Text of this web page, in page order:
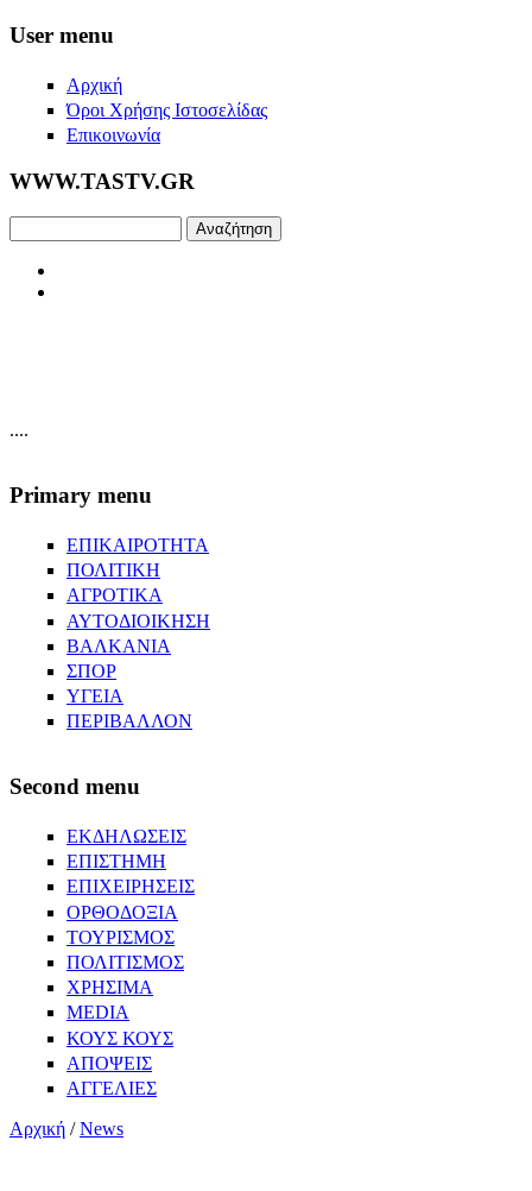
Skip to main content
User menu
Αρχική
Όροι Χρήσης Ιστοσελίδας
Επικοινωνία
WWW.TASTV.GR
....
Primary menu
ΕΠΙΚΑΙΡΟΤΗΤΑ
ΠΟΛΙΤΙΚΗ
ΑΓΡΟΤΙΚΑ
ΑΥΤΟΔΙΟΙΚΗΣΗ
ΒΑΛΚΑΝΙΑ
ΣΠΟΡ
ΥΓΕΙΑ
ΠΕΡΙΒΑΛΛΟΝ
Second menu
ΕΚΔΗΛΩΣΕΙΣ
ΕΠΙΣΤΗΜΗ
ΕΠΙΧΕΙΡΗΣΕΙΣ
ΟΡΘΟΔΟΞΙΑ
ΤΟΥΡΙΣΜΟΣ
ΠΟΛΙΤΙΣΜΟΣ
ΧΡΗΣΙΜΑ
MEDIA
ΚΟΥΣ ΚΟΥΣ
ΑΠΟΨΕΙΣ
ΑΓΓΕΛΙΕΣ
Αρχική /News